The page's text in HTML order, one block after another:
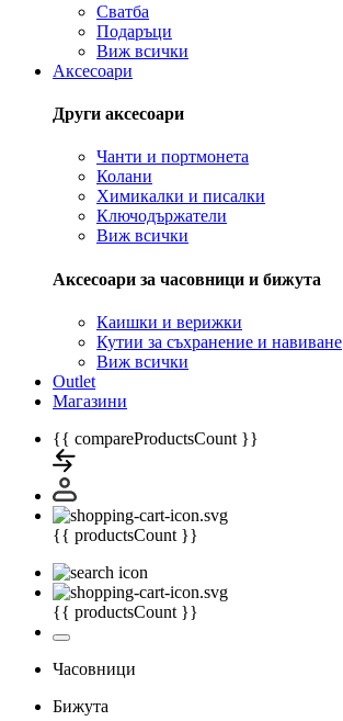
Сватба
Подаръци
Виж всички
Аксесоари
Други аксесоари
Чанти и портмонета
Колани
Химикалки и писалки
Ключодържатели
Виж всички
Аксесоари за часовници и бижута
Каишки и верижки
Кутии за съхранение и навиване
Виж всички
Outlet
Магазини
{{ compareProductsCount }}
{{ productsCount }}
{{ productsCount }}
Часовници
Бижута